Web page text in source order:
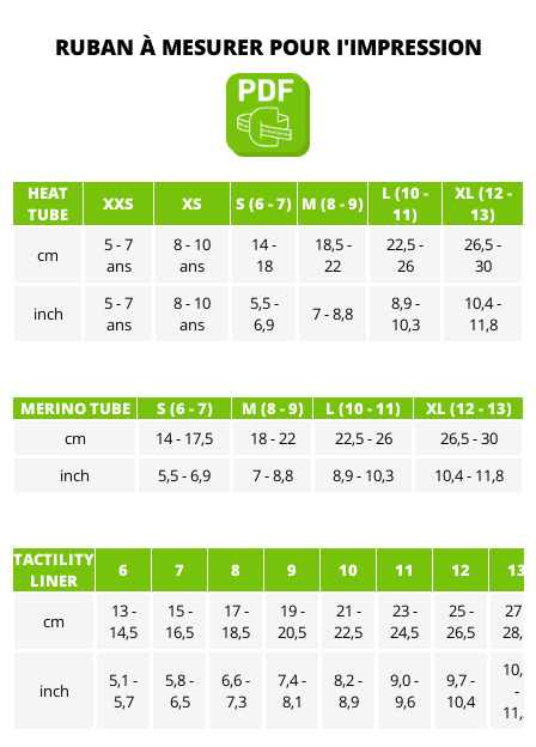
RUBAN À MESURER POUR I'IMPRESSION
HEAT
TUBE
XXS XS S (6 - 7) M (8 - 9)
L (10 -
11)
XL (12 -
13)
cm
5 - 7
ans
8 - 10
ans
14 -
18
18,5 -
22
22,5 -
26
26,5 -
30
inch
5 - 7
ans
8 - 10
ans
5,5 -
6,9
7 - 8,8
8,9 -
10,3
10,4 -
11,8
MERINO TUBE S (6 - 7) M (8 - 9) L (10 - 11)
XL (12 - 13)
cm
14 - 17,5 18 - 22 22,5 - 26
26,5 - 30
inch
5,5 - 6,9 7 - 8,8 8,9 - 10,3 10,4 - 11,8
TACTILITY
LINER
6 7 8 9 10 11 12 13
cm
13 -
14,5
15 -
16,5
17 -
18,5
19 -
20,5
21 -
22,5
23 -
24,5
25 -
26,5
27 -
28,5
inch
5,1 -
5,7
5,8 -
6,5
6,6 -
7,3
7,4 -
8,1
8,2 -
8,9
9,0 -
9,6
9,7 -
10,4
10,5
-
11,2